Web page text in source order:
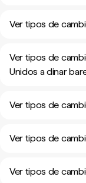
Ver tipos de
Ver tipos de
Unidos a dinar
Ver tipos de
Ver tipos de
Ver tipos de